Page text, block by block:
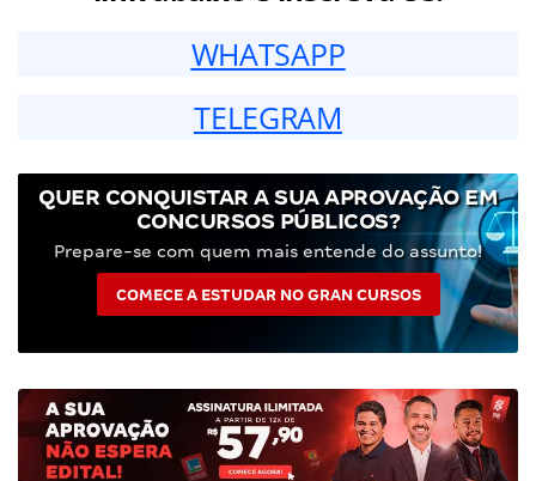
WHATSAPP
TELEGRAM
QUER CONQUISTAR A SUA APROVAÇÃO EM
CONCURSOS PÚBLICOS?
Prepare-se com quem mais entende do assunto!
COMECE A ESTUDAR NO GRAN CURSOS